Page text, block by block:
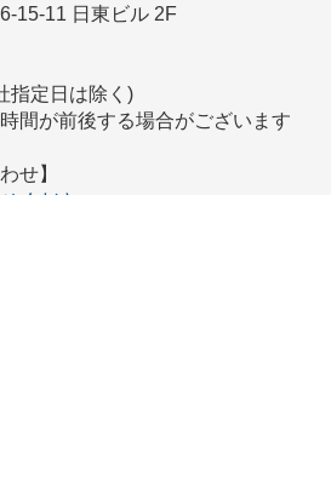
15-11 日東ビル 2F
指定日は除く)
間が前後する場合がございます
せ】
ください